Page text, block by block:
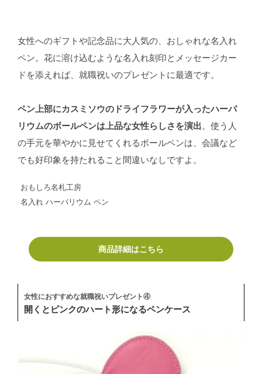
女性へのギフトや記念品に大人気の、おしゃれな名入れ
ペン。花に溶け込むような名入れ刻印とメッセージカー
ドを添えれば、就職祝いのプレゼントに最適です。
ペン上部にカスミソウのドライフラワーが入ったハーバ
リウムのボールペンは上品な女性らしさを演出。使う人
の手元を華やかに見せてくれるボールペンは、会議など
でも好印象を持たれること間違いなしですよ。
おもしろ名札工房
名入れ ハーバリウム ペン
商品詳細はこちら
女性におすすめな就職祝いプレゼント④
開くとピンクのハート形になるペンケース